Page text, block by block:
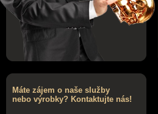
Máte zájem o naše služby
nebo výrobky? Kontaktujte nás!